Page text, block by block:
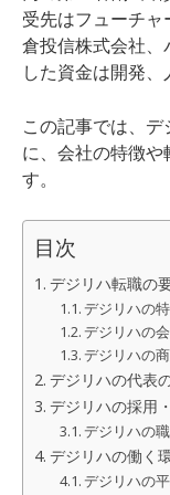
受先はフューチ
倉投信株式会社
した資金は開発、
この記事では、
に、会社の特徴や
す。
目次
デジリハ転職の
デジリハの
デジリハの
デジリハの
デジリハの代表
デジリハの採用
デジリハの
デジリハの働く
デジリハの